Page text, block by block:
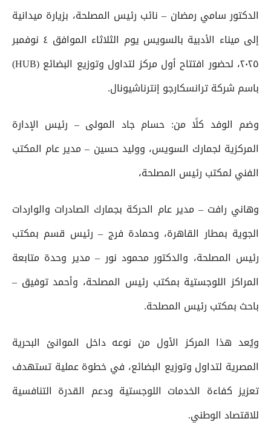
الدكتور سامي رمضان – نائب رئيس المصلحة، بزيارة ميدانية
إلى ميناء الأدبية بالسويس يوم الثلاثاء الموافق ٤ نوفمبر
٢٠٢٥، لحضور افتتاح أول مركز لتداول وتوزيع البضائع (HUB)
باسم شركة ترانسكارجو إنترناشيونال.
وضم الوفد كلًا من: حسام جاد المولى – رئيس الإدارة
المركزية لجمارك السويس، ووليد حسين – مدير عام المكتب
الفني لمكتب رئيس المصلحة،
وهاني رافت – مدير عام الحركة بجمارك الصادرات والواردات
الجوية بمطار القاهرة، وحمادة فرج – رئيس قسم بمكتب
رئيس المصلحة، والدكتور محمود نور – مدير وحدة متابعة
المراكز اللوجستية بمكتب رئيس المصلحة، وأحمد توفيق –
باحث بمكتب رئيس المصلحة.
ويُعد هذا المركز الأول من نوعه داخل الموانئ البحرية
المصرية لتداول وتوزيع البضائع، في خطوة عملية تستهدف
تعزيز كفاءة الخدمات اللوجستية ودعم القدرة التنافسية
للاقتصاد الوطني.